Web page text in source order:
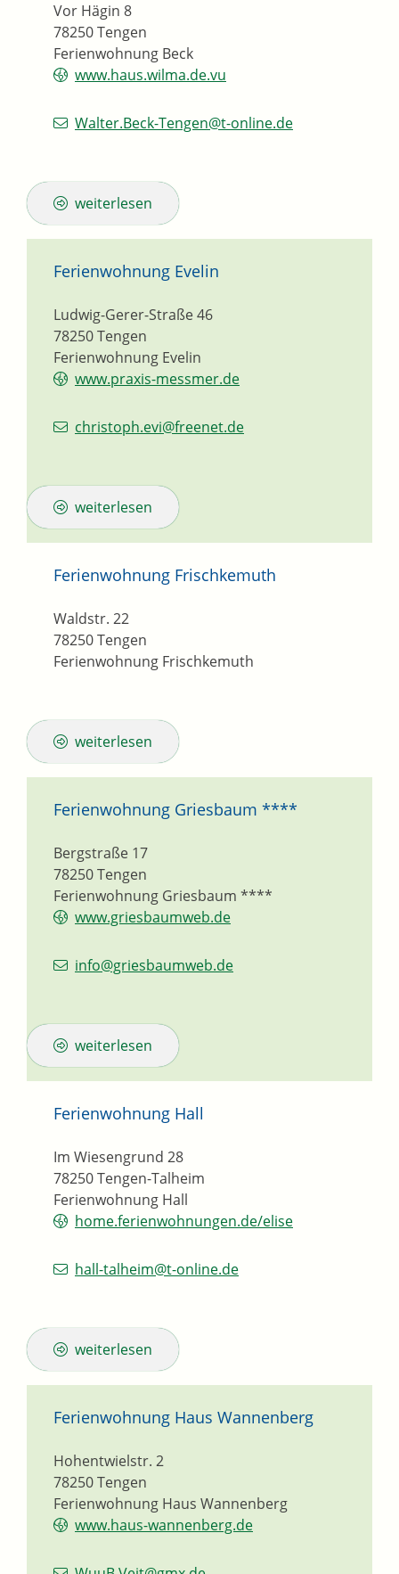
Ferienwohnung Beck
Vor Hägin 8
78250Tengen
www.haus.wilma.de.vu
Walter.Beck-Tengen@t-online.de
weiterlesen
Ferienwohnung Evelin
Ferienwohnung Evelin
Ludwig-Gerer-Straße 46
78250Tengen
www.praxis-messmer.de
christoph.evi@freenet.de
weiterlesen
Ferienwohnung Frischkemuth
Ferienwohnung Frischkemuth
Waldstr. 22
78250Tengen
weiterlesen
Ferienwohnung Griesbaum ****
Ferienwohnung Griesbaum ****
Bergstraße 17
78250Tengen
www.griesbaumweb.de
info@griesbaumweb.de
weiterlesen
Ferienwohnung Hall
Ferienwohnung Hall
Im Wiesengrund 28
78250Tengen-Talheim
home.ferienwohnungen.de/elise
hall-talheim@t-online.de
weiterlesen
Ferienwohnung Haus Wannenberg
Ferienwohnung Haus Wannenberg
Hohentwielstr. 2
78250Tengen
www.haus-wannenberg.de